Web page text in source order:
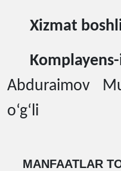
Xizmat
Abduraimov
o‘g‘li
MANFAATLAR